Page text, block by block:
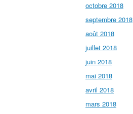
octobre 2018
septembre 2018
août 2018
juillet 2018
juin 2018
mai 2018
avril 2018
mars 2018